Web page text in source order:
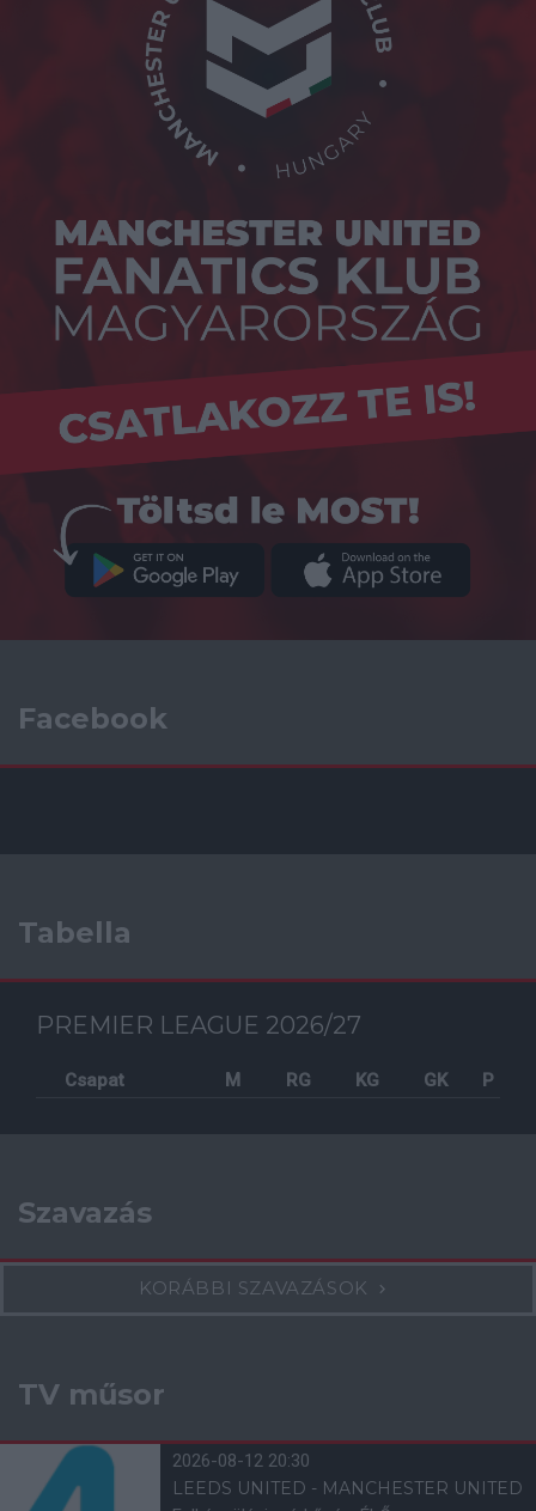
Facebook
Tabella
PREMIER LEAGUE 2026/27
Csapat M RG KG GK P
Szavazás
KORÁBBI SZAVAZÁSOK
TV műsor
2026-08-12 20:30
LEEDS UNITED - MANCHESTER UNITED